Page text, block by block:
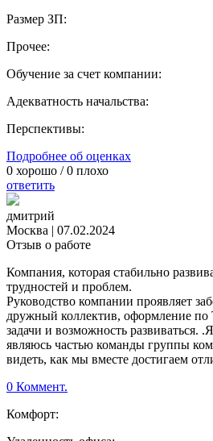
Размер ЗП:
Прочее:
Обучение за счет компании:
Адекватность начальства:
Перспективы:
Подробнее об оценках
0 хорошо /0 плохо
ответить
дмитрий
Москва | 07.02.2024
Отзыв о работе
Компания, которая стабильно
трудностей и проблем.
Руководство компании проявляет
дружный коллектив, оформление
задачи и возможность развиваться.
являюсь частью команды группы
видеть, как мы вместе достигаем
0 Коммент.
Комфорт: